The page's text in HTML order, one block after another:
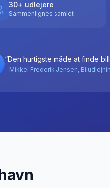
30+ udlejere
Sammenlignes samlet
“Den hurtigste måde at finde
- Mikkel Frederik Jensen,